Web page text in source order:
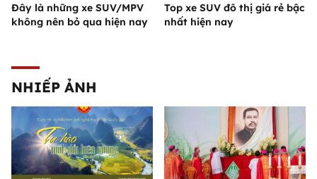
Đây là những xe SUV/MPV
không nên bỏ qua hiện nay
Top xe SUV đô thị giá rẻ bậc
nhất hiện nay
NHIẾP ẢNH